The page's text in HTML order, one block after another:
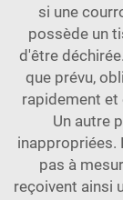
si une
possède un
d'être
que prévu,
rapidement
Un autre
inappropriées.
pas à
reçoivent ainsi